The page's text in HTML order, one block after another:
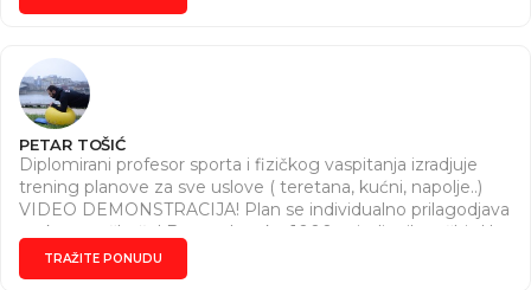
PETAR TOŠIĆ
Diplomirani profesor sporta i fizičkog vaspitanja izradjuje
trening planove za sve uslove ( teretana, kućni, napolje..)
VIDEO DEMONSTRACIJA! Plan se individualno prilagodjava
svakom vežbaču! Baza od preko 1000 snimljenih vežbi.. Uz
program vežbanja mogući su i besplatni planovi ishrane ( za
one koji žele) Ukoliko niste u mogućnosti da izdvojite novac
TRAŽITE PONUDU